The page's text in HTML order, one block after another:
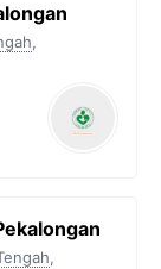
,
,